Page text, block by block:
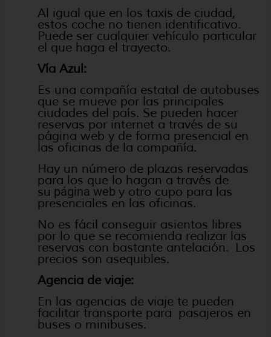
Al igual que en los taxis de ciudad,
estos coche no tienen identificativo.
Puede ser cualquier vehículo particular
el que haga el trayecto.
Vía Azul:
Es una compañía estatal de autobuses
que se mueve por las principales
ciudades del país. Se pueden hacer
reservas por internet a través de su
página web y de forma presencial en
las oficinas de la compañía.
Hay un número de plazas reservadas
para los que lo hagan a través de
su página web y otro cupo para las
presenciales en las oficinas.
No es fácil conseguir asientos libres
por lo que se recomienda realizar las
reservas con bastante antelación. Los
precios son asequibles.
Agencia de viaje:
En las agencias de viaje te pueden
facilitar transporte para pasajeros en
buses o minibuses.